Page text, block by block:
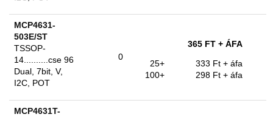
MCP4631-
503E/ST
TSSOP-
14..........cse 96
Dual, 7bit, V,
I2C, POT
0
365 FT + ÁFA
25+
333 Ft + áfa
100+
298 Ft + áfa
MCP4631T-